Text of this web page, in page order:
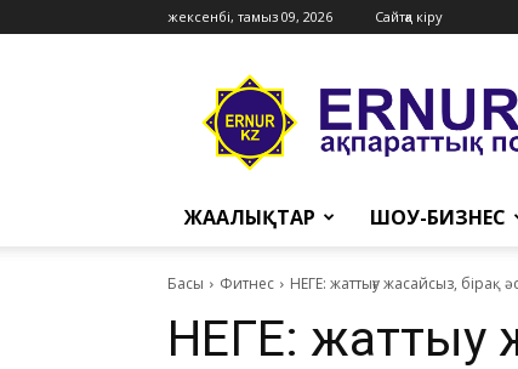
жексенбі, тамыз 09, 2026 Сайтқа кіру
Ernur
Press
ЖАҢАЛЫҚТАР ШОУ-БИЗНЕС
Басы Фитнес НЕГЕ: жаттығу жасайсыз, бірақ
НЕГЕ: жаттығу